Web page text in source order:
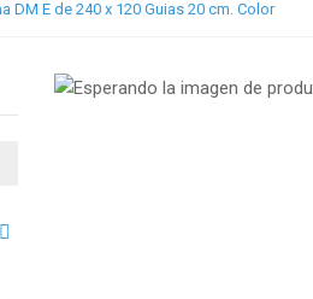
DM E de 240 x 120 Guias 20 cm. Color